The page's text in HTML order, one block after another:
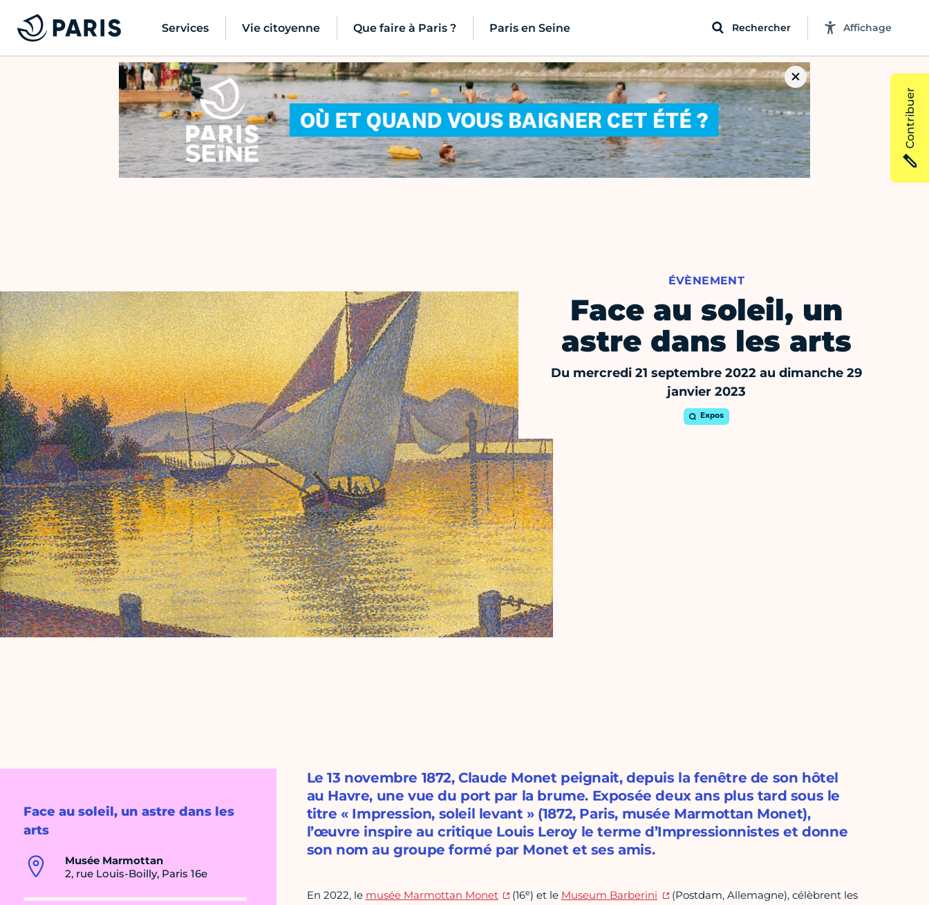
Services Vie citoyenne Que faire à Paris ? Paris en Seine Rechercher Affichage
ÉVÈNEMENT
Face au soleil, un
astre dans les arts
Du mercredi 21 septembre 2022 au dimanche 29
janvier 2023
Expos
Face au soleil, un astre dans les
arts
Musée Marmottan
2, rue Louis-Boilly, Paris 16e
Le 13 novembre 1872, Claude Monet peignait, depuis la fenêtre de son hôtel
au Havre, une vue du port par la brume. Exposée deux ans plus tard sous le
titre « Impression, soleil levant » (1872, Paris, musée Marmottan Monet),
l’œuvre inspire au critique Louis Leroy le terme d’Impressionnistes et donne
son nom au groupe formé par Monet et ses amis.
En 2022, le musée Marmottan Monet (16e) et le Museum Barberini
(Postdam, Allemagne), célèbrent les
Contribuer